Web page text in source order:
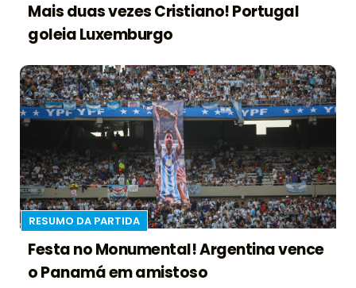
Mais duas vezes Cristiano! Portugal
goleia Luxemburgo
RESUMO DA PARTIDA
Festa no Monumental! Argentina vence
o Panamá em amistoso